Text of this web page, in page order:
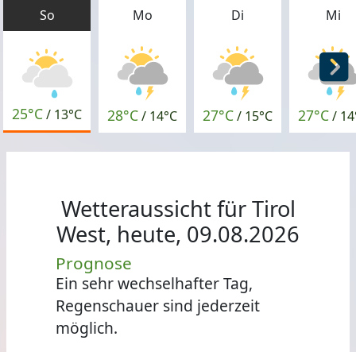
So
25°C/ 13°C
Mo
28°C/ 14°C
Di
27°C/ 15°C
Mi
27°C/
Wetteraussicht für Tirol
West, heute, 09.08.2026
Prognose
Ein sehr wechselhafter Tag,
Regenschauer sind jederzeit
möglich.